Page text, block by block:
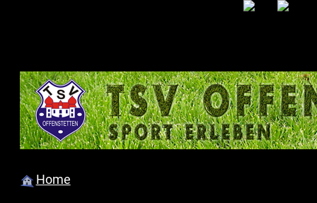
Home